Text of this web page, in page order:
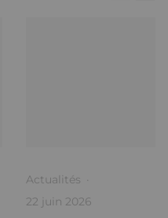
Actualités ·
22 juin 2026